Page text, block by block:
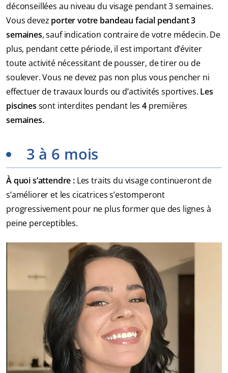
déconseillées au niveau du visage pendant 3 semaines.
Vous devez porter votre bandeau facial pendant 3
semaines, sauf indication contraire de votre médecin. De
plus, pendant cette période, il est important d’éviter
toute activité nécessitant de pousser, de tirer ou de
soulever. Vous ne devez pas non plus vous pencher ni
effectuer de travaux lourds ou d’activités sportives. Les
piscines sont interdites pendant les4premières
semaines.
3 à 6 mois
À quoi s’attendre : Les traits du visage continueront de
s’améliorer et les cicatrices s’estomperont
progressivement pour ne plus former que des lignes à
peine perceptibles.